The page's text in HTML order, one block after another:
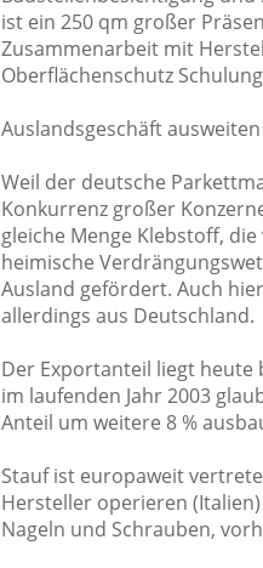
ist ein 250 qm großer
Zusammenarbeit mit
Oberflächenschutz
Auslandsgeschäft ausweiten
Weil der deutsche
Konkurrenz großer
gleiche Menge Klebstoff,
heimische
Ausland gefördert. Auch
allerdings aus Deutschland.
Der Exportanteil liegt heute
im laufenden Jahr 2003
Anteil um weitere 8 %
Stauf ist europaweit
Hersteller operieren
Nageln und Schrauben,